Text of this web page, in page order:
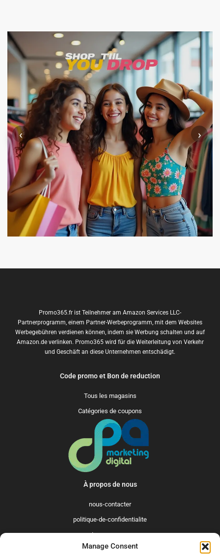
Manage Consent
‹ ›
Promo365.fr ist Teilnehmer am Amazon Services LLC-
Partnerprogramm, einem Partner-Werbeprogramm, mit dem Websites
Werbegebühren verdienen können, indem sie Werbung schalten und auf
Amazon.de verlinken. Promo365 wird für die Weiterleitung von Verkehr
und Geschäft an diese Unternehmen entschädigt.
Code promo et Bon de reduction
Tous les magasins
Catégories de coupons
À propos de nous
nous-contacter
politique-de-confidentialite
qui-sommes-nous